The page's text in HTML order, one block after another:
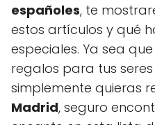
españoles, te
estos artículos y qué
especiales. Ya sea
regalos para tus
simplemente quieras
Madrid, seguro